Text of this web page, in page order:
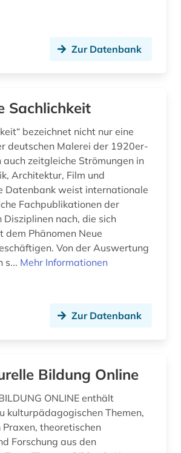
mediävistik (1)
(1)
moderne sprachen (2)
musikerziehung (1)
musikgeschichte (1)
musikhandschrift (4)
Zur Datenbank
Sachlichkeit
bezeichnet nicht nur eine
deutschen Malerei der 1920er-
auch zeitgleiche Strömungen in
Architektur, Film und
Datenbank weist internationale
Fachpublikationen der
Disziplinen nach, die sich
dem Phänomen Neue
Von der Auswertung
s... Mehr Informationen
Zur Datenbank
Bildung Online
ONLINE enthält
kulturpädagogischen Themen,
Praxen, theoretischen
Forschung aus den